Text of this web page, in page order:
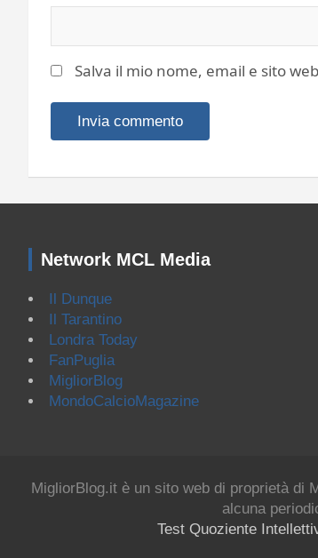
Salva il mio nome, email e sito
Network MCL Media
Il Dunque
Il Tarantino
Londra Today
FanPuglia
MigliorBlog
MondoCalcioMagazine
MigliorBlog.it è un sito web di proprietà di
alcuna
Test Quoziente